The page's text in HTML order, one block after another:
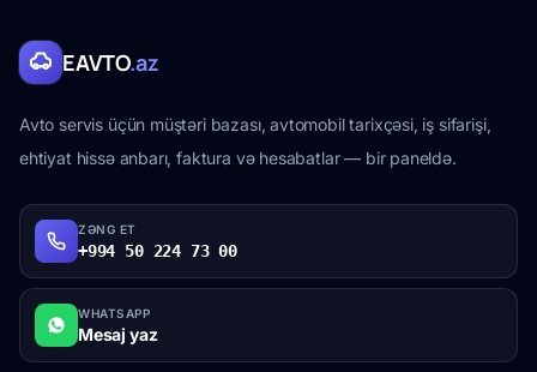
EAVTO.az
Avto servis üçün müştəri bazası, avtomobil tarixçəsi, iş sifarişi,
ehtiyat hissə anbarı, faktura və hesabatlar — bir paneldə.
ZƏNG ET
+994 50 224 73 00
WHATSAPP
Mesaj yaz